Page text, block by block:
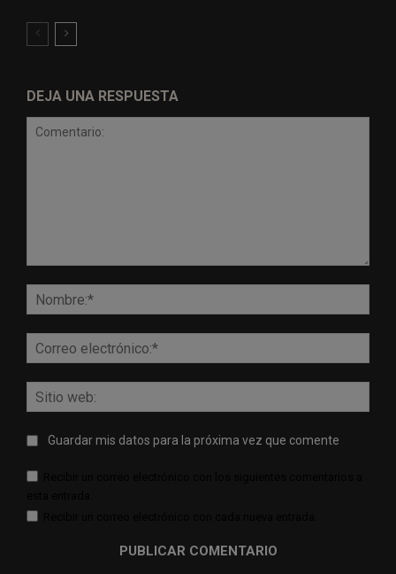
DEJA UNA RESPUESTA
web:
Guardar mis datos para la próxima vez que comente